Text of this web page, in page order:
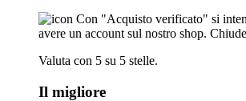
Con "Acquisto verificato" si
avere un account sul nostro shop.
Valuta con 5 su 5 stelle.
Il migliore